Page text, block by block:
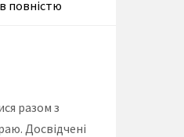
повністю
разом з
Досвідчені